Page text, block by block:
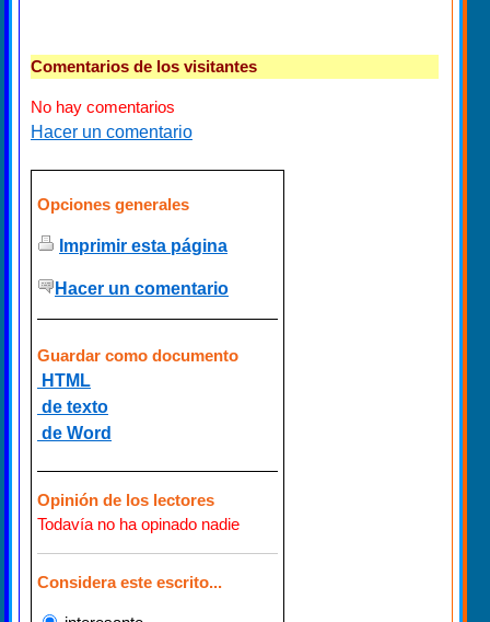
Comentarios de los visitantes
No hay comentarios
Hacer un comentario
Opciones generales
Imprimir esta página
Hacer un comentario
Guardar como documento
HTML
de texto
de Word
Opinión de los lectores
Todavía no ha opinado nadie
Considera este escrito...